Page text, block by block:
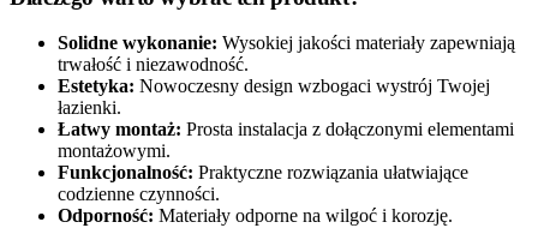
Solidne wykonanie: Wysokiej jakości materiały zapewniają
trwałość i niezawodność.
Estetyka: Nowoczesny design wzbogaci wystrój Twojej
łazienki.
Łatwy montaż: Prosta instalacja z dołączonymi elementami
montażowymi.
Funkcjonalność: Praktyczne rozwiązania ułatwiające
codzienne czynności.
Odporność: Materiały odporne na wilgoć i korozję.